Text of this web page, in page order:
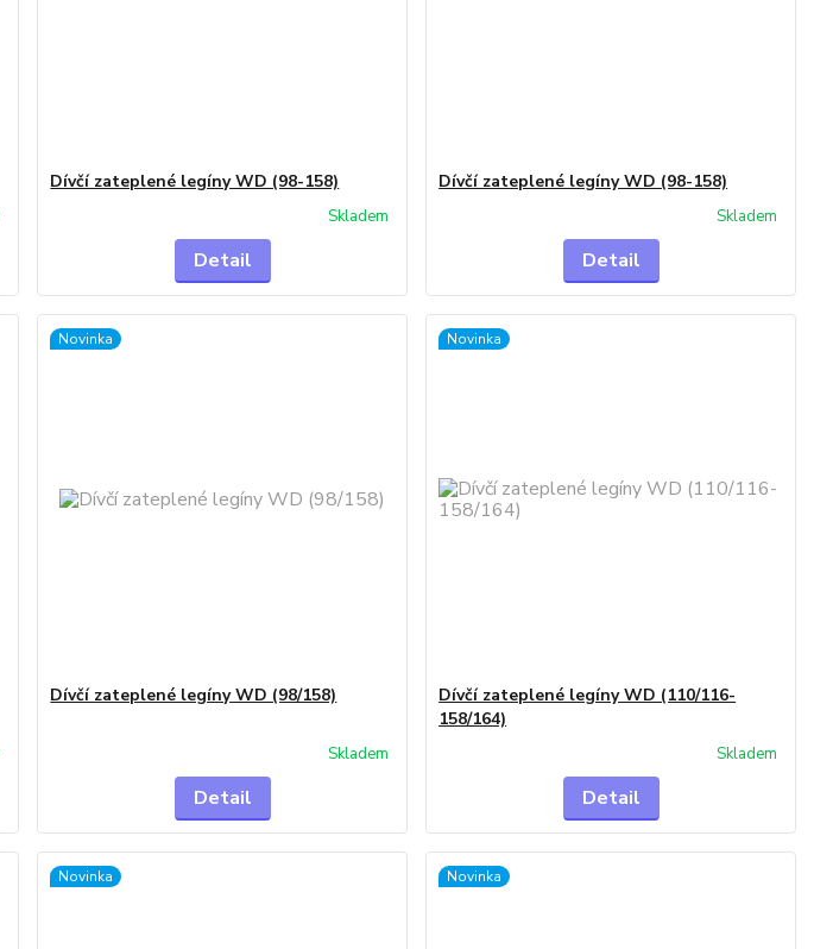
Dívčí zateplené legíny WD (98-158)
Skladem
Detail
Dívčí zateplené legíny WD (98-158)
Skladem
Detail
Novinka
Dívčí zateplené legíny WD (98/158)
Skladem
Detail
Novinka
Dívčí zateplené legíny WD (110/116-
158/164)
Skladem
Detail
Novinka Novinka